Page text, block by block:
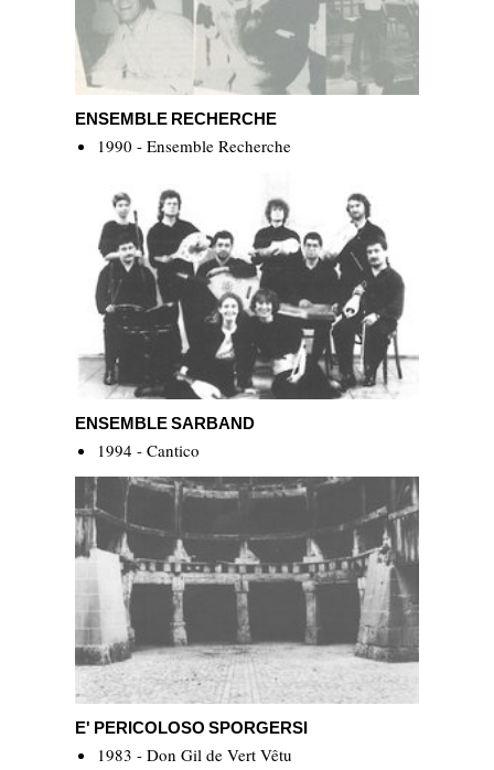
ENSEMBLE RECHERCHE
1990 - Ensemble Recherche
ENSEMBLE SARBAND
1994 - Cantico
E' PERICOLOSO SPORGERSI
1983 - Don Gil de Vert Vêtu